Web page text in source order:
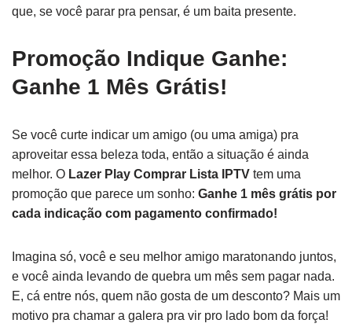
que, se você parar pra pensar, é um baita presente.
Promoção Indique Ganhe:
Ganhe 1 Mês Grátis!
Se você curte indicar um amigo (ou uma amiga) pra
aproveitar essa beleza toda, então a situação é ainda
melhor. O Lazer Play Comprar Lista IPTV tem uma
promoção que parece um sonho: Ganhe 1 mês grátis por
cada indicação com pagamento confirmado!
Imagina só, você e seu melhor amigo maratonando juntos,
e você ainda levando de quebra um mês sem pagar nada.
E, cá entre nós, quem não gosta de um desconto? Mais um
motivo pra chamar a galera pra vir pro lado bom da força!